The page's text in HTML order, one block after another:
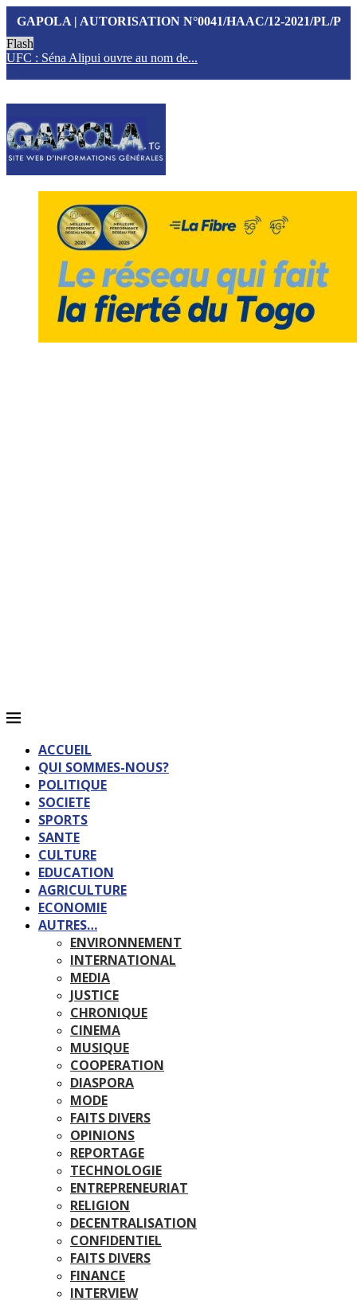
GAPOLA | AUTORISATION N°0041/HAAC/12-2021/PL/P
Flash
UFC : Séna Alipui ouvre au nom de...
ACCUEIL
QUI SOMMES-NOUS?
POLITIQUE
SOCIETE
SPORTS
SANTE
CULTURE
EDUCATION
AGRICULTURE
ECONOMIE
AUTRES…
ENVIRONNEMENT
INTERNATIONAL
MEDIA
JUSTICE
CHRONIQUE
CINEMA
MUSIQUE
COOPERATION
DIASPORA
MODE
FAITS DIVERS
OPINIONS
REPORTAGE
TECHNOLOGIE
ENTREPRENEURIAT
RELIGION
DECENTRALISATION
CONFIDENTIEL
FAITS DIVERS
FINANCE
INTERVIEW